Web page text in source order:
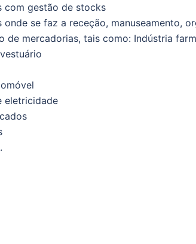
com gestão de stocks
onde se faz a receção, manuseamento,
de mercadorias, tais como: Indústria
eletricidade